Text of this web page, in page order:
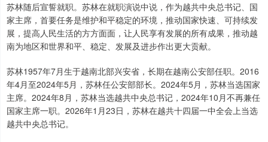
苏林随后宣誓就职。苏林在就职演说中说，作为越共中央总书记、国
家主席，首要任务是维护和平稳定的环境，推动国家快速、可持续发
展，提高人民生活的方方面面，让人民享有发展的所有成果，推动越
南为地区和世界和平、稳定、发展及进步作出更大贡献。
苏林1957年7月生于越南北部兴安省，长期在越南公安部任职。2016
年4月至2024年5月，苏林任公安部部长。2024年5月，苏林当选国家
主席。2024年8月，苏林当选越共中央总书记，2024年10月不再兼任
国家主席一职。2026年1月23日，苏林在越共十四届一中全会上当选
越共中央总书记。